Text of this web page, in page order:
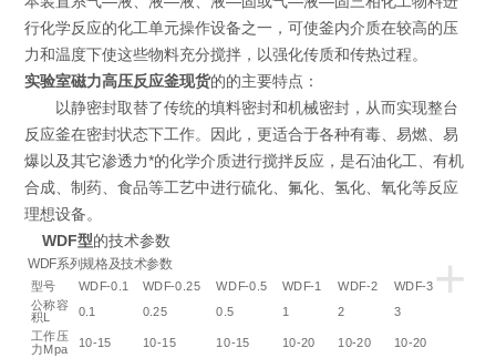
行化学反应的化工单元操作设备之一，可使釜内介质在较高的压
力和温度下使这些物料充分搅拌，以强化传质和传热过程。
实验室磁力高压反应釜现货的的主要特点：
以静密封取替了传统的填料密封和机械密封，从而实现整台
反应釜在密封状态下工作。因此，更适合于各种有毒、易燃、易
爆以及其它渗透力*的化学介质进行搅拌反应，是石油化工、有机
合成、制药、食品等工艺中进行硫化、氟化、氢化、氧化等反应
理想设备。
WDF型的技术参数
+
WDF系列规格及技术参数
型号 WDF-0.1 WDF-0.25 WDF-0.5 WDF-1 WDF-2
WDF-3
公称容
积L
0.1 0.25 0.5 1 2 3
工作压
力Mpa 10-15 10-15 10-15 10-20 10-20 10-20